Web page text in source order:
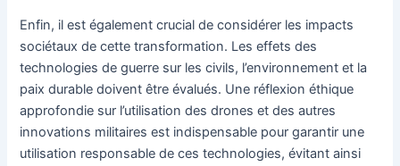
Enfin, il est également crucial de considérer les impacts
sociétaux de cette transformation. Les effets des
technologies de guerre sur les civils, l’environnement et la
paix durable doivent être évalués. Une réflexion éthique
approfondie sur l’utilisation des drones et des autres
innovations militaires est indispensable pour garantir une
utilisation responsable de ces technologies, évitant ainsi